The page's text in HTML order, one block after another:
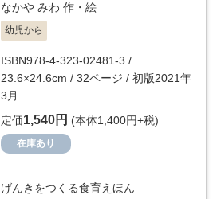
なかや みわ 作・絵
幼児から
ISBN978-4-323-02481-3 /
23.6×24.6cm / 32ページ / 初版2021年
3月
定価1,540円 (本体1,400円+税)
在庫あり
げんきをつくる食育えほん